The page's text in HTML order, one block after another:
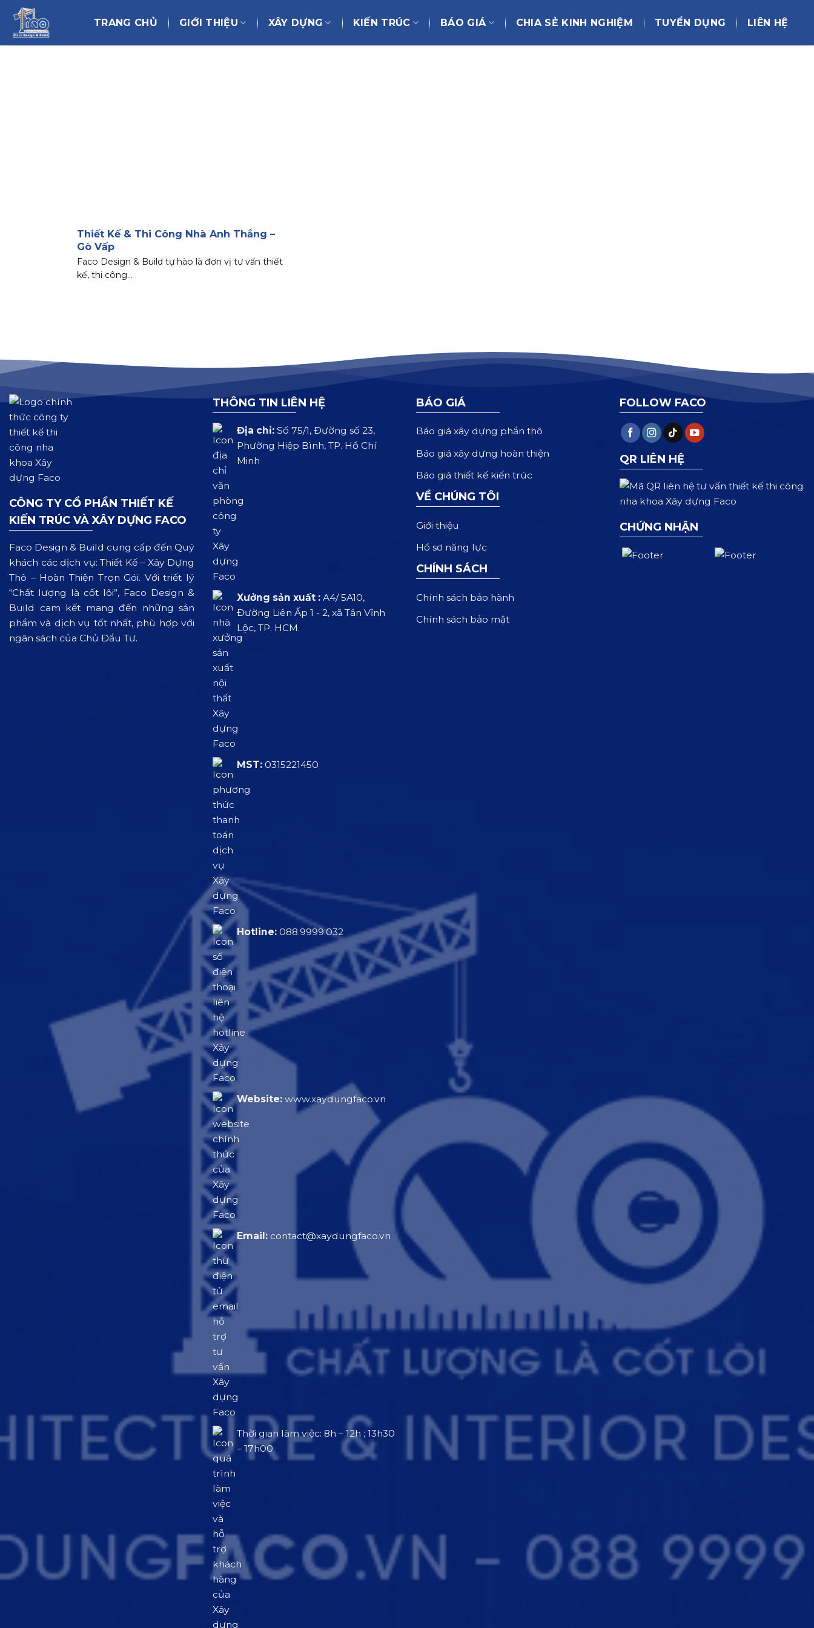
Chuyển
đến
nội
TRANG CHỦ GIỚI THIỆU XÂY DỰNG KIẾN TRÚC BÁO GIÁ CHIA SẺ KINH NGHIỆM TUYỂN DỤNG LIÊN HỆ
Thiết Kế & Thi Công Nhà Anh Thắng –
Gò Vấp
Faco Design & Build tự hào là đơn vị tư vấn thiết
kế, thi công...
CÔNG TY CỔ PHẦN THIẾT KẾ
KIẾN TRÚC VÀ XÂY DỰNG FACO
Faco Design & Build cung cấp đến Quý
khách các dịch vụ: Thiết Kế – Xây Dựng
Thô – Hoàn Thiện Trọn Gói. Với triết lý
“Chất lượng là cốt lõi”, Faco Design &
Build cam kết mang đến những sản
phẩm và dịch vụ tốt nhất, phù hợp với
ngân sách của Chủ Đầu Tư.
THÔNG TIN LIÊN HỆ
Địa chỉ:Số 75/1, Đường số 23,
Phường Hiệp Bình, TP. Hồ Chí
Minh
Xưởng sản xuất :A4/ 5A10,
Đường Liên Ấp 1 - 2, xã Tân Vĩnh
Lộc, TP. HCM.
MST:0315221450
Hotline: 088.9999.032
Website: www.xaydungfaco.vn
Email: contact@xaydungfaco.vn
Thời gian làm việc: 8h – 12h ; 13h30
– 17h00
BÁO GIÁ
Báo giá xây dựng phần thô
Báo giá xây dựng hoàn thiện
Báo giá thiết kế kiến trúc
VỀ CHÚNG TÔI
Giới thiệu
Hồ sơ năng lực
CHÍNH SÁCH
Chính sách bảo hành
Chính sách bảo mật
FOLLOW FACO
QR LIÊN HỆ
CHỨNG NHẬN